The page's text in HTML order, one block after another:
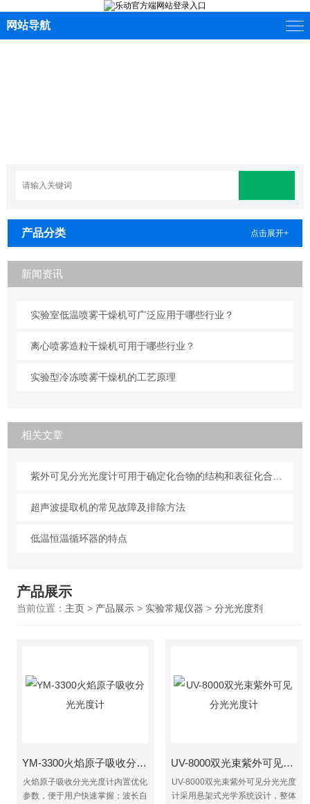
网站导航
产品分类 点击展开+
新闻资讯
实验室低温喷雾干燥机可广泛应用于哪些行业？
离心喷雾造粒干燥机可用于哪些行业？
实验型冷冻喷雾干燥机的工艺原理
相关文章
超声波提取机的常见故障及排除方法
低温恒温循环器的特点
产品展示
当前位置： 主页> 产品展示> 实验常规仪器 > 分光光度剂
YM-3300火焰原子吸收分光光度计
火焰原子吸收分光光度计内置优化
参数，便于用户快速掌握；波长自
UV-8000双光束紫外可见分光光度计
UV-8000双光束紫外可见分光光度
计采用悬架式光学系统设计，整体